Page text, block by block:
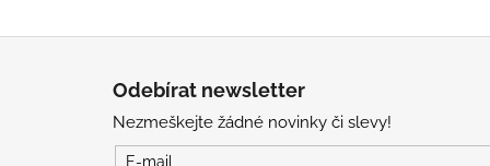
Odebírat newsletter
Nezmeškejte žádné novinky či slevy!
E-mail